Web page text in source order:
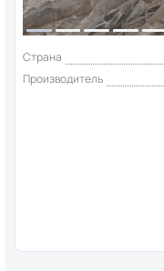
Страна
Производитель